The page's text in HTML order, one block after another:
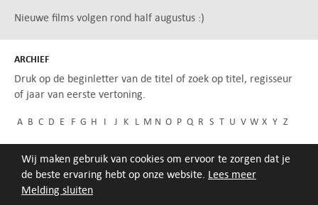
Melding sluiten
Wij maken gebruik van cookies om ervoor te zorgen dat je
de beste ervaring hebt op onze website. Lees meer
Nieuwe films volgen rond half augustus :)
ARCHIEF
Druk op de beginletter van de titel of zoek op titel, regisseur
of jaar van eerste vertoning.
A B C D E F G H I J K L M N O P Q R S T U V W X Y Z